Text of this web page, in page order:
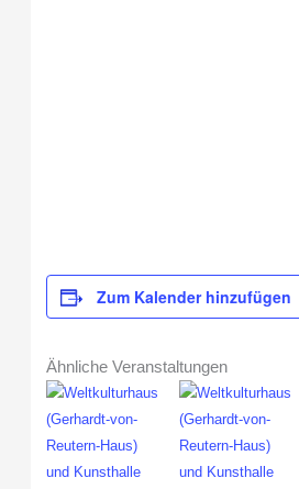
Zum Kalender hinzufügen
Ähnliche Veranstaltungen